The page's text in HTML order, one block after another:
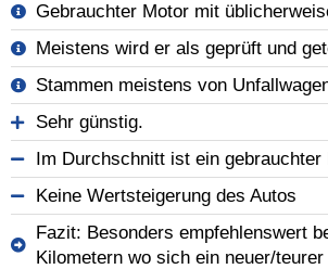
Gebrauchter Motor mit
Meistens wird er als geprüft und
Stammen meistens von
Sehr günstig.
Im Durchschnitt ist ein
Keine Wertsteigerung des Autos
Fazit: Besonders empfehlenswert
Kilometern wo sich ein neuer/